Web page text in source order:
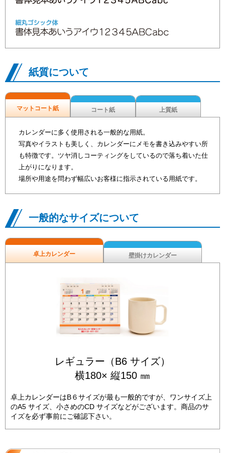
紙質について
マットコート紙 コート紙 上質紙
カレンダーに多く使用される一般的な用紙。
写真やイラストも美しく、カレンダーにメモを書き込みやすい所
も特徴です。ツヤ消しコーティングをしているので落ち着いた仕
上がりになります。
場所や用途を問わず幅広いお客様に指示されている用紙です。
一般的なサイズについて
卓上カレンダー 壁掛けカレンダー
レギュラー（B6 サイズ）
横180× 縦150 ㎜
卓上カレンダーはB６サイズが最も一般的ですが、ワンサイズ上
のA5 サイズ、小さめのCD サイズなどがございます。商品のサ
イズを必ず事前にご確認下さい。